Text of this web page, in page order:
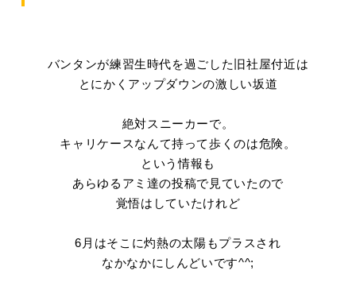
バンタンが練習生時代を過ごした旧社屋付近は
とにかくアップダウンの激しい坂道
絶対スニーカーで。
キャリケースなんて持って歩くのは危険。
という情報も
あらゆるアミ達の投稿で見ていたので
覚悟はしていたけれど
6月はそこに灼熱の太陽もプラスされ
なかなかにしんどいです^^;